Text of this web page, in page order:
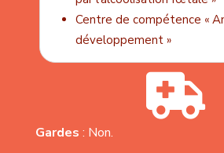
Centre de compétence «
développement »

Gardes : Non.